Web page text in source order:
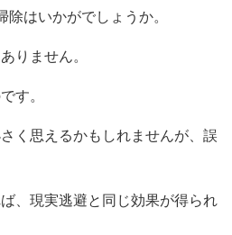
はいかがでしょうか。
りません。
す。
く思えるかもしれませんが、誤
、現実逃避と同じ効果が得られ